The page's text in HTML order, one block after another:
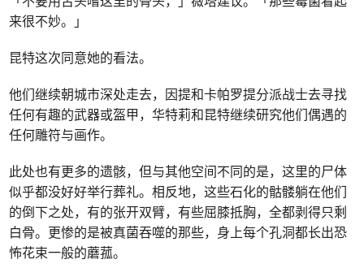
来很不妙。」
昆特这次同意她的看法。
他们继续朝城市深处走去，因提和卡帕罗提分派战士去寻找
任何有趣的武器或盔甲，华特莉和昆特继续研究他们偶遇的
任何雕符与画作。
此处也有更多的遗骸，但与其他空间不同的是，这里的尸体
似乎都没好好举行葬礼。相反地，这些石化的骷髅躺在他们
的倒下之处，有的张开双臂，有些屈膝抵胸，全都剥得只剩
白骨。更惨的是被真菌吞噬的那些，身上每个孔洞都长出恐
怖花束一般的蘑菰。